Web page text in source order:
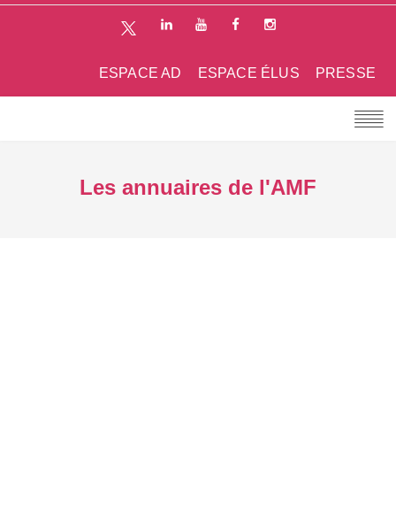
PRESSE
ESPACE ÉLUS
ESPACE AD
Les annuaires de l'AMF